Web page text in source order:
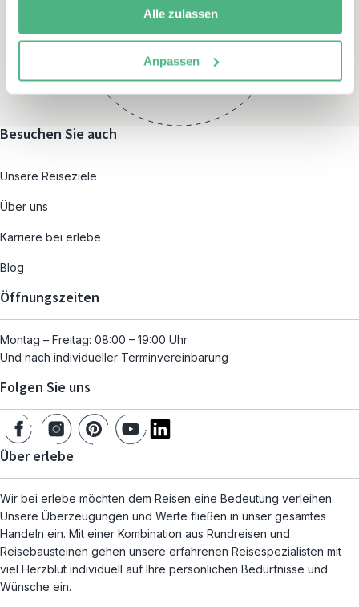
Alle zulassen
Anpassen
Montag – Freitag:
und nach individueller
Terminvereinbarung
Besuchen Sie auch
Unsere Reiseziele
Über uns
Karriere bei erlebe
Blog
Öffnungszeiten
Montag – Freitag: 08:00 – 19:00 Uhr
Und nach individueller Terminvereinbarung
Folgen Sie uns
Über erlebe
Wir bei erlebe möchten dem Reisen eine Bedeutung verleihen.
Unsere Überzeugungen und Werte fließen in unser gesamtes
Handeln ein. Mit einer Kombination aus Rundreisen und
Reisebausteinen gehen unsere erfahrenen Reisespezialisten mit
viel Herzblut individuell auf Ihre persönlichen Bedürfnisse und
Wünsche ein.